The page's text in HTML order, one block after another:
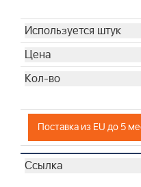
Поставка из EU до 5